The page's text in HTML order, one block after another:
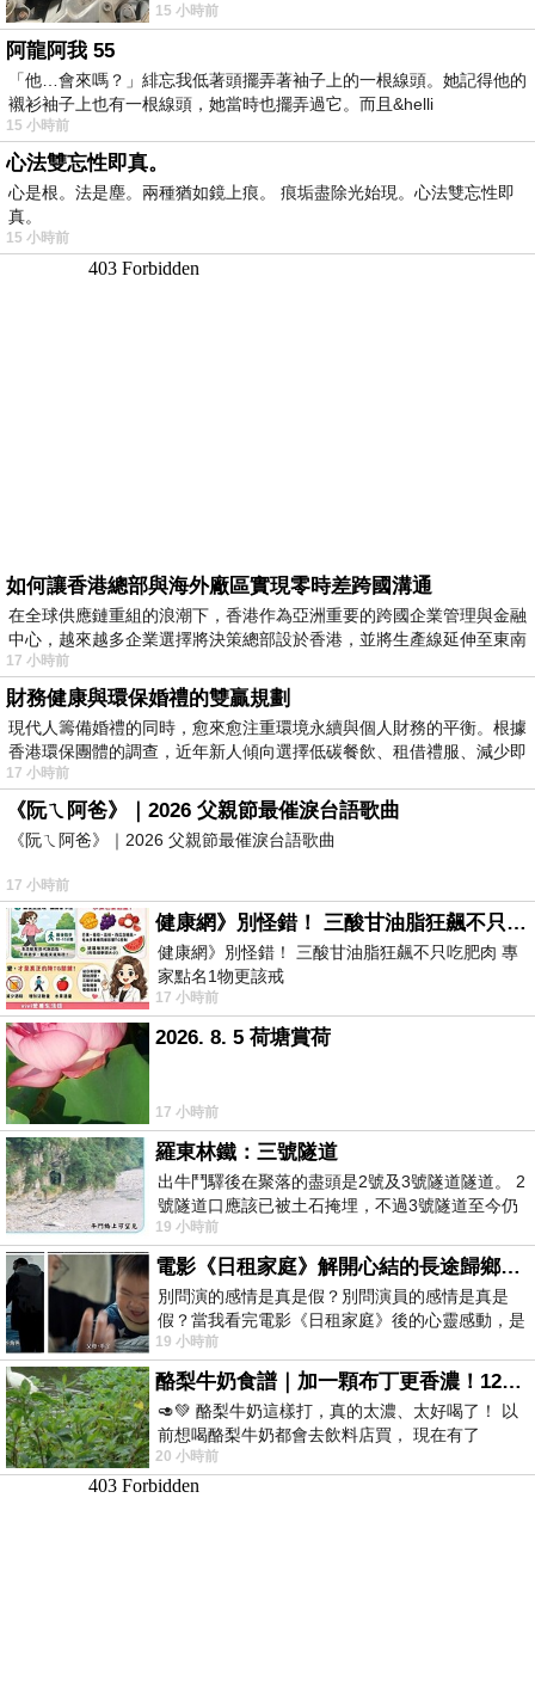
在阿炮電池買的漲了一百多塊吧
15 小時前
阿龍阿我 55
「他…會來嗎？」緋忘我低著頭擺弄著袖子上的一根線頭。她記得他的
襯衫袖子上也有一根線頭，她當時也擺弄過它。而且&helli
15 小時前
心法雙忘性即真。
心是根。法是塵。兩種猶如鏡上痕。 痕垢盡除光始現。心法雙忘性即
真。
15 小時前
如何讓香港總部與海外廠區實現零時差跨國溝通
在全球供應鏈重組的浪潮下，香港作為亞洲重要的跨國企業管理與金融
中心，越來越多企業選擇將決策總部設於香港，並將生產線延伸至東南
17 小時前
財務健康與環保婚禮的雙贏規劃
現代人籌備婚禮的同時，愈來愈注重環境永續與個人財務的平衡。根據
香港環保團體的調查，近年新人傾向選擇低碳餐飲、租借禮服、減少即
17 小時前
《阮ㄟ阿爸》｜2026 父親節最催淚台語歌曲
《阮ㄟ阿爸》｜2026 父親節最催淚台語歌曲
17 小時前
健康網》別怪錯！ 三酸甘油脂狂飆不只吃肥肉 專家點名1物更該戒
健康網》別怪錯！ 三酸甘油脂狂飆不只吃肥肉 專
家點名1物更該戒
https://health.ltn.com.tw/article/breakingnews/
17 小時前
2026. 8. 5 荷塘賞荷
17 小時前
羅東林鐵：三號隧道
出牛鬥驛後在聚落的盡頭是2號及3號隧道隧道。 2
號隧道口應該已被土石掩埋，不過3號隧道至今仍
存在。從台7丙牛鬥橋上往左岸上游方
19 小時前
電影《日租家庭》解開心結的長途歸鄉！能在電影院感受到地理的寬闊和人心的相鄰，真是太棒了！
別問演的感情是真是假？別問演員的感情是真是
假？當我看完電影《日租家庭》後的心靈感動，是
真的。詮釋的情感觸動了人心，就是真情
19 小時前
酪梨牛奶食譜｜加一顆布丁更香濃！120秒完成飲料店級酪梨奶昔｜imami 旗艦豆漿機
🥑💚 酪梨牛奶這樣打，真的太濃、太好喝了！ 以
前想喝酪梨牛奶都會去飲料店買， 現在有了
imami 健康煮藝｜旗艦破壁智慧養生豆漿機，
20 小時前